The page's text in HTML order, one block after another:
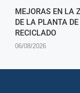
MEJORAS EN LA
DE LA PLANTA DE
RECICLADO
06/08/2026